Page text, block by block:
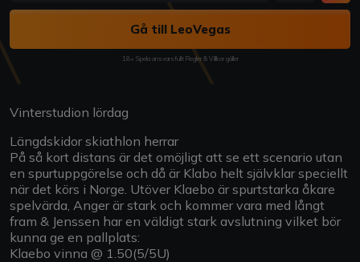
Gå till LeoVegas
18+ Spela ansvarsfullt Regler & Villkor gäller
Vinterstudion lördag
Längdskidor skiathlon herrar
På så kort distans är det omöjligt att se ett scenario utan
en spurtuppgörelse och då är Klabo helt självklar speciellt
när det körs i Norge. Utöver Klaebo är spurtstarka åkare
spelvärda, Anger är stark och kommer vara med långt
fram & Jenssen har en väldigt stark avslutning vilket bör
kunna ge en pallplats:
Klaebo vinna @ 1.50(5/5U)